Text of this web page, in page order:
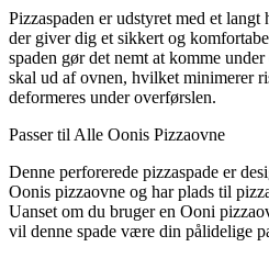
Pizzaspaden er udstyret med et
der giver dig et sikkert og
spaden gør det nemt at komme
skal ud af ovnen, hvilket minimerer
deformeres under overførslen.
Passer til Alle Oonis Pizzaovne
Denne perforerede pizzaspade er
Oonis pizzaovne og har plads til
Uanset om du bruger en Ooni
vil denne spade være din pålidelige